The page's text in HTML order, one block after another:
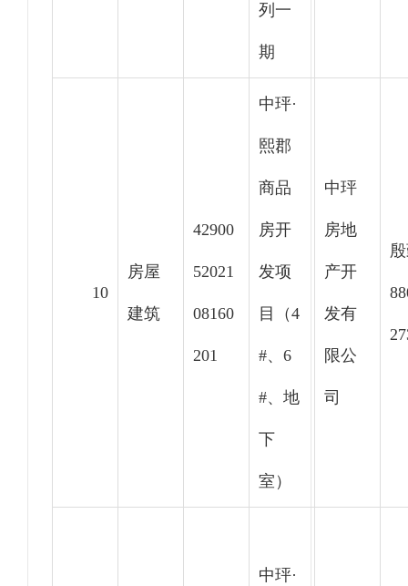
列一
期
10
房屋
建筑
42900
52021
08160
201
中玶·
熙郡
商品
房开
发项
目（4
#、6
#、地
下
室）
中玶
房地
产开
发有
限公
司
中玶·